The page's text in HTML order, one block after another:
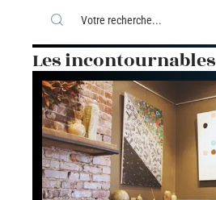
Les incontournables